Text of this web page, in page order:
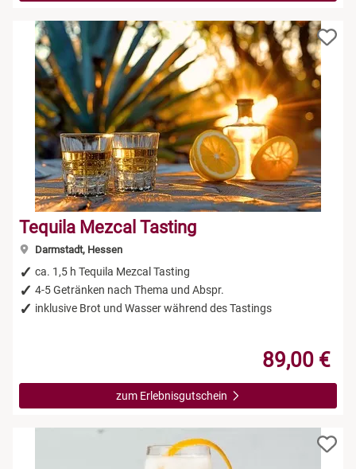
Tequila Mezcal Tasting
Darmstadt, Hessen
ca. 1,5 h Tequila Mezcal Tasting
4-5 Getränken nach Thema und Abspr.
inklusive Brot und Wasser während des Tastings
89,00 €
zum Erlebnisgutschein